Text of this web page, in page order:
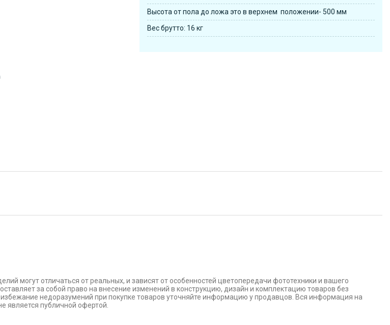
Высота от пола до ложа это в верхнем положении- 500 мм
Вес брутто: 16 кг
могут отличаться от реальных, и зависят от особенностей цветопередачи фототехники и вашего
за собой право на внесение изменений в конструкцию, дизайн и комплектацию товаров без
недоразумений при покупке товаров уточняйте информацию у продавцов. Вся информация на
является публичной офертой.